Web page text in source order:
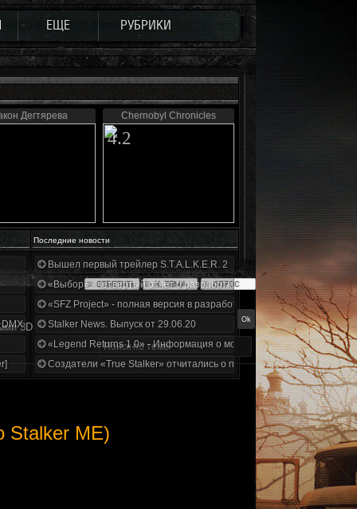
ЕЩЕ РУБРИКИ
Дегтярева Chernobyl Chronicles
4.2
Последние новости
1.3.5.ООП.МА.К.
Вышел первый трейлер S.T.A.L.K.E.R. 2
«Выбор» - четвертый отчет о разработке!
«SFZ Project» - полная версия в разработке!
Stalker News. Выпуск от 29.06.20
«Legend Returns 1.0» - Информация о моде за июнь 2020
Создатели «True Stalker» отчитались о проделанной работе
3D
Stalker ME)